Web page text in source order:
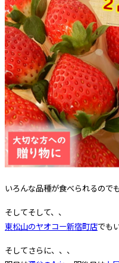
いろんな品種が食べられるので
そしてそして、、
東松山のヤオコー新宿町店でも
そしてさらに、、、